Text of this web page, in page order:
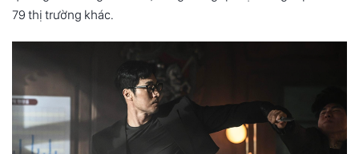
79 thị trường khác.